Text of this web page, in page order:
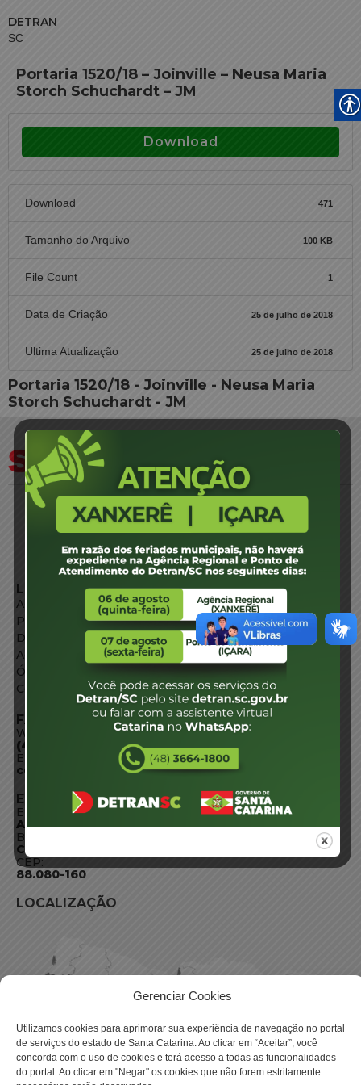
Gerenciar Cookies
Utilizamos cookies para aprimorar sua experiência de navegação no portal
de serviços do estado de Santa Catarina. Ao clicar em “Aceitar”, você
concorda com o uso de cookies e terá acesso a todas as funcionalidades
do portal. Ao clicar em "Negar" os cookies que não forem estritamente
DETRAN
SC
Portaria 1520/18 – Joinville – Neusa Maria
Storch Schuchardt – JM
Download
Download 471
Tamanho do Arquivo 100 KB
File Count 1
Data de Criação 25 de julho de 2018
Ultima Atualização 25 de julho de 2018
Portaria 1520/18 - Joinville - Neusa Maria
Storch Schuchardt - JM
LINKS EXTERNOS
Agência de Notícias
Portal de Serviços
Diário Oficial
Acesso à Informação
Órgãos do Governo
Conheça SC
FALE CONOSCO
WhatsApp:
(48) 3664-1800
E-mail:
centraldeinformacoes@detran.sc.gov.br
ENDEREÇO
Endereço:
Av. Almirante Tamandaré - 480
Bairro:
Coqueiros, Florianópolis SC
CEP:
88.080-160
LOCALIZAÇÃO